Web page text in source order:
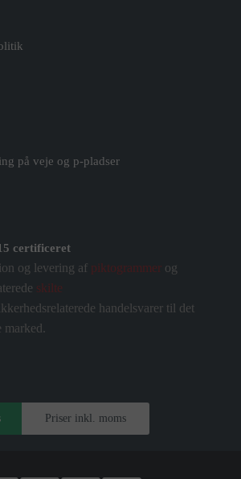
på veje og p-pladser
certificeret
og levering af piktogrammer og
skilte
handelsvarer til det
marked.
Priser inkl. moms